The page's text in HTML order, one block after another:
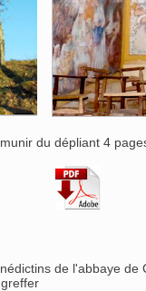
du dépliant 4
de l'abbaye